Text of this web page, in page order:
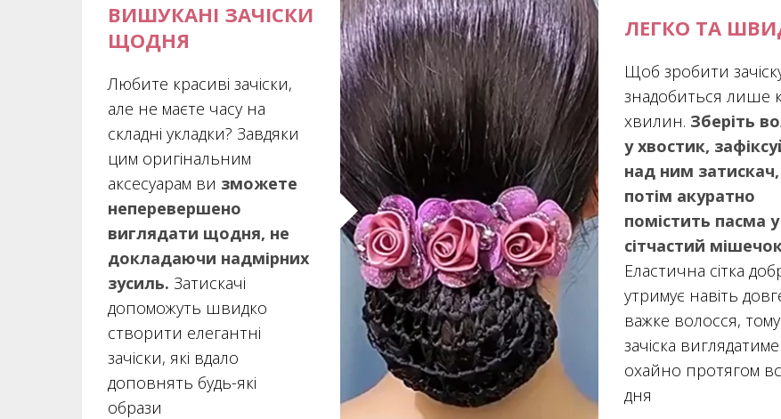
ВИШУКАНІ ЗАЧІСКИ
ЩОДНЯ
Любите красиві зачіски,
але не маєте часу на
складні укладки? Завдяки
цим оригінальним
аксесуарам ви зможете
неперевершено
виглядати щодня, не
докладаючи надмірних
зусиль. Затискачі
допоможуть швидко
створити елегантні
зачіски, які вдало
доповнять будь-які
образи
ЛЕГКО ТА
Щоб зробити
знадобиться лише
хвилин. Зберіть
у хвостик,
над ним
потім акуратно
помістить пасма у
сітчастий
Еластична сітка
утримує навіть
важке волосся, тому
зачіска виглядатиме
охайно протягом
дня